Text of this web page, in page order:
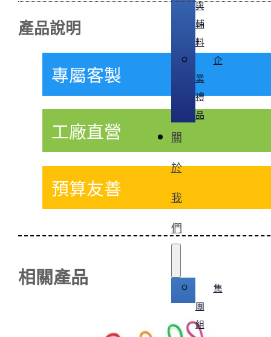
與
輔
料
企
業
禮
品
關
於
我
們
集
團
組
產品說明
專屬客製
工廠直營
預算友善
相關產品